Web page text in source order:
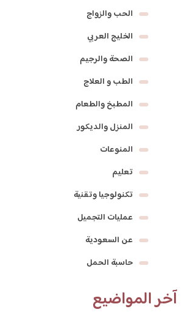
الحب والزواج
الخليج العربي
الصحة والرجيم
الطب و العلاج
المطبخ والطعام
المنزل والديكور
المنوعات
تعليم
تكنولوجيا وتقنية
عمليات التجميل
عن السعودية
حاسبة الحمل
آخر المواضيع